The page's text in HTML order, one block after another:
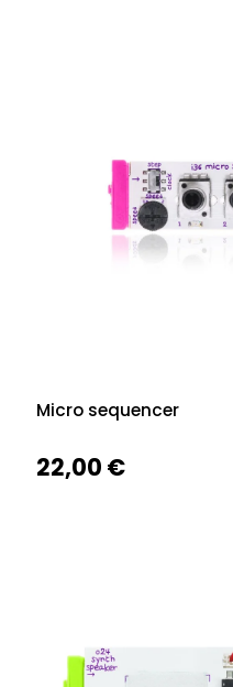
Micro sequencer
22,00 €